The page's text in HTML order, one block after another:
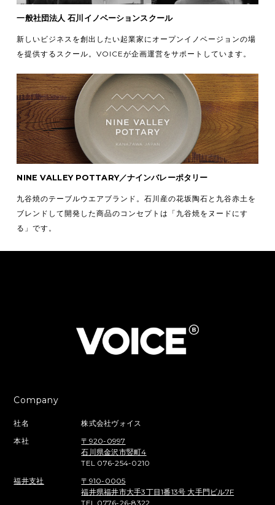
一般社団法人 石川イノベーションスクール
新しいビジネスを創出したい起業家にオープンイノベージョンの場
を提供するスクール。VOICEが企画運営をサポートしています。
NINE VALLEY POTTARY／ナインバレーポタリー
九谷焼のテーブルウエアブランド。石川産の花坂陶石と九谷赤土を
ブレンドして開発した商品のコンセプトは「九谷焼をヌードにす
る」です。
Company
社名
株式会社ヴォイス
本社
〒920-0997
石川県金沢市竪町4
TEL 076-254-0210
福井支社
〒910-0005
福井県福井市大手3丁目1番13号 大手門ビル7F
TEL 0776-26-8322